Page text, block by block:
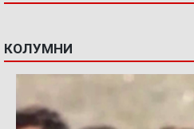
КОЛУМНИ